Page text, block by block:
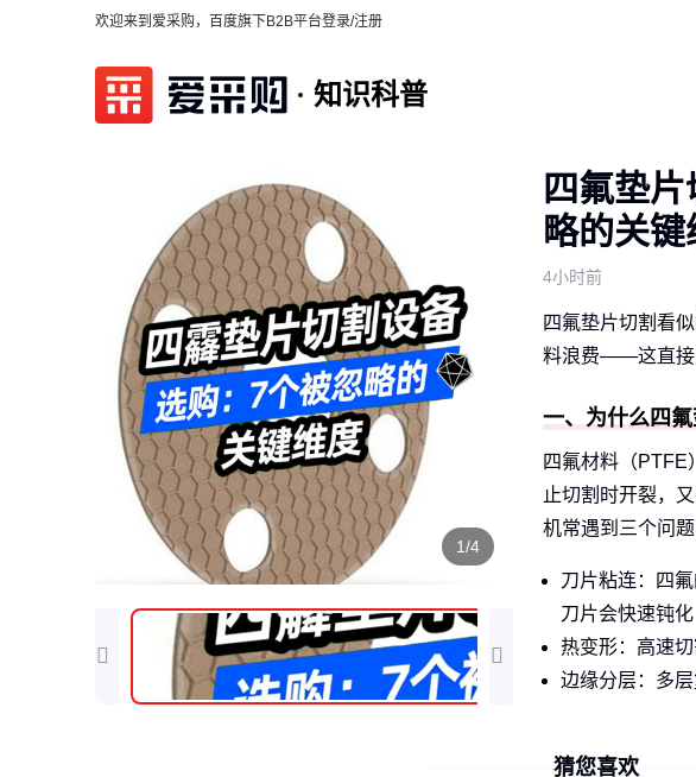
欢迎来到爱采购，百度旗下B2B平台登录/注册
知识科普
1/4
四氟垫
略的关键
4小时前
四氟垫片切割看
料浪费——这直接
一、为什么四
四氟材料（PTFE
止切割时开裂，
机常遇到三个问题
刀片粘连：四
刀片会快速钝化
热变形：高速
边缘分层：多
猜您喜欢